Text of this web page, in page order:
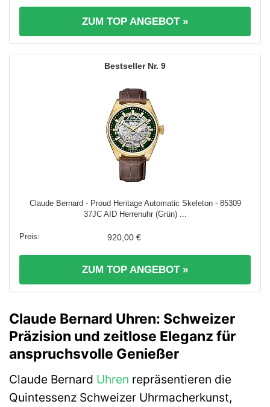
ZUM TOP ANGEBOT »
9
Claude Bernard - Proud Heritage Automatic Skeleton - 85309
37JC AID Herrenuhr (Grün) ...
920,00 €
ZUM TOP ANGEBOT »
Claude Bernard Uhren: Schweizer
Präzision und zeitlose Eleganz für
anspruchsvolle Genießer
Claude Bernard Uhren repräsentieren die
Quintessenz Schweizer Uhrmacherkunst,